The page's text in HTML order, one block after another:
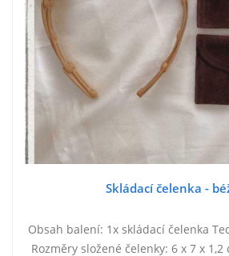
Skládací čelenka -
Obsah balení: 1x skládací čelenka
Rozměry složené čelenky: 6 x 7 x